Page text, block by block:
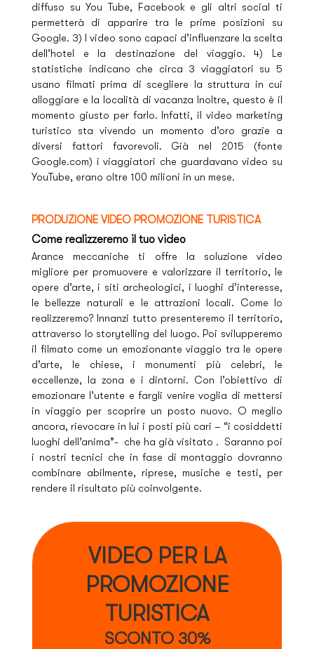
diffuso su You Tube, Facebook e gli altri social ti
permetterà di apparire tra le prime posizioni su
Google. 3) I video sono capaci d’influenzare la scelta
dell’hotel e la destinazione del viaggio. 4) Le
statistiche indicano che circa 3 viaggiatori su 5
usano filmati prima di scegliere la struttura in cui
alloggiare e la località di vacanza Inoltre, questo è il
momento giusto per farlo. Infatti, il video marketing
turistico sta vivendo un momento d’oro grazie a
diversi fattori favorevoli. Già nel 2015 (fonte
Google.com) i viaggiatori che guardavano video su
YouTube, erano oltre 100 milioni in un mese.
PRODUZIONE VIDEO PROMOZIONE TURISTICA
Come realizzeremo il tuo video
Arance meccaniche ti offre la soluzione video
migliore per promuovere e valorizzare il territorio, le
opere d’arte, i siti archeologici, i luoghi d’interesse,
le bellezze naturali e le attrazioni locali. Come lo
realizzeremo? Innanzi tutto presenteremo il territorio,
attraverso lo storytelling del luogo. Poi svilupperemo
il filmato come un emozionante viaggio tra le opere
d’arte, le chiese, i monumenti più celebri, le
eccellenze, la zona e i dintorni. Con l’obiettivo di
emozionare l’utente e fargli venire voglia di mettersi
in viaggio per scoprire un posto nuovo. O meglio
ancora, rievocare in lui i posti più cari – “i cosiddetti
luoghi dell’anima”- che ha già visitato . Saranno poi
i nostri tecnici che in fase di montaggio dovranno
combinare abilmente, riprese, musiche e testi, per
rendere il risultato più coinvolgente.
VIDEO PER LA
PROMOZIONE
TURISTICA
SCONTO 30%